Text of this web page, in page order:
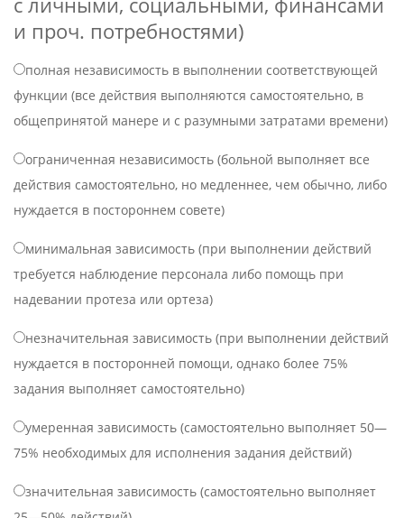
и проч. потребностями)
полная независимость в выполнении соответствующей
функции (все действия выполняются самостоятельно, в
общепринятой манере и с разумными затратами времени)
ограниченная независимость (больной выполняет все
действия самостоятельно, но медленнее, чем обычно, либо
нуждается в постороннем совете)
минимальная зависимость (при выполнении действий
требуется наблюдение персонала либо помощь при
надевании протеза или ортеза)
незначительная зависимость (при выполнении действий
нуждается в посторонней помощи, однако более 75%
задания выполняет самостоятельно)
умеренная зависимость (самостоятельно выполняет 50—
75% необходимых для исполнения задания действий)
значительная зависимость (самостоятельно выполняет